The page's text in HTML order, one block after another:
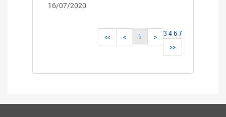
16/07/2020
<< < 3 4
5 67
>
>>